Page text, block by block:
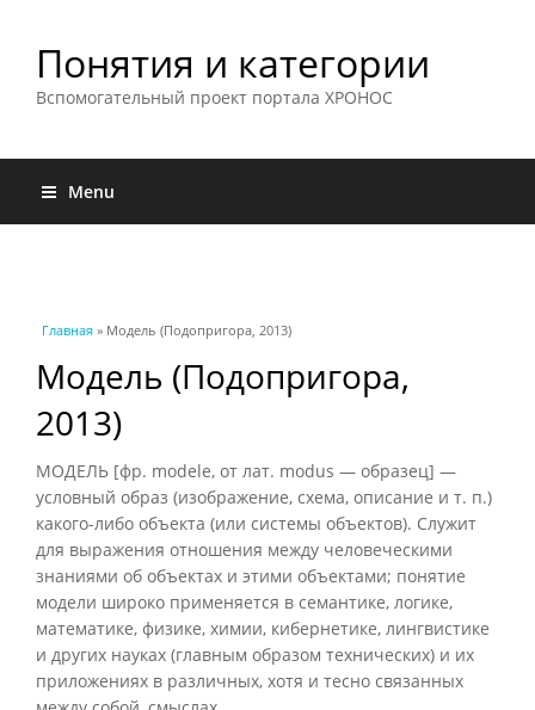
Понятия и категории
Вспомогательный проект портала ХРОНОС
Menu
Вы здесь
Главная » Модель (Подопригора, 2013)
Модель (Подопригора,
2013)
МОДЕЛЬ [фр. modele, от лат. modus — образец] —
условный образ (изображение, схема, описание и т. п.)
какого-либо объекта (или системы объектов). Служит
для выражения отношения между человеческими
знаниями об объектах и этими объектами; понятие
модели широко применяется в семантике, логике,
математике, физике, химии, кибернетике, лингвистике
и других науках (главным образом технических) и их
приложениях в различных, хотя и тесно связанных